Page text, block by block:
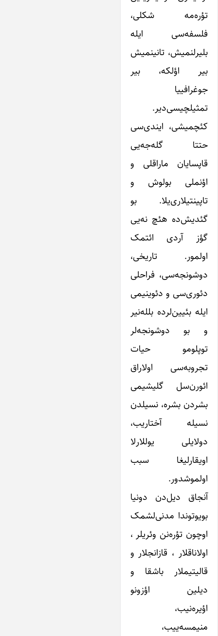
تؤره‌مه شکلی،
فلسفه‌سی‌ ایله
بلیرلنمیش، تانینمیش
بیر اؤلکه، بیر
جوغرافییا
تمثیلچیسی‌دیر.
کئچمیشی، ایندی‌سی
حتتا گله‌جه‌یی
قاپسایان ماراقلی و
اؤنملی بولوش و
تاپینتیلاری‌یلا. بو
گئدیش‌ده هئچ نه‌یی
گؤز آردی ائتمک
اولمور. تاریخی،
دوشونجه‌سی‌، فراحلی
دئوری‌سی و دئوینیمی
ایله بئیین‌لرده بلله‌نیر
و بو دوشونجه‌لر
توپلومو حیات
تجروبه‌سی اولاراق
ائورن‌سل گلیشیمی
بشردن بشره، نسیلدن
نسیله آختاریب،
دولایلی یوللارلا
اویقارلیغا سبب
اولموشدور.
آنجاق دیل‌دن دونیا
بویوتوندا مدنی‌‌لشمک
اوچون تؤره‌نن وئریلر ،
اولاناقلار ، قازانجلار و
قالیتیملار باشقا و
دیلین اؤزونو
اؤیره‌نیب،
منیمسه‌ییب،